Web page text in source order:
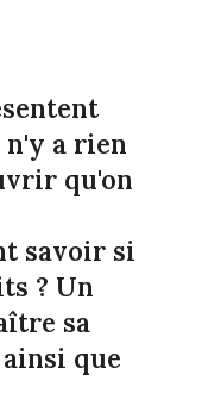
n'y a rien
qu'on
savoir si
? Un
sa
que